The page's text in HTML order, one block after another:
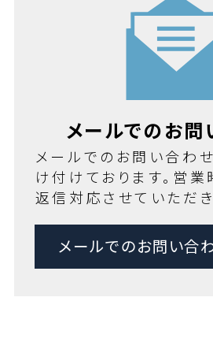
メールでのお問
メールでのお問い合わ
け付けております。営
返信対応させていただき
メールでのお問い合